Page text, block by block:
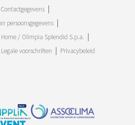
Contactgegevens
persoonsgegevens
/ Olimpia Splendid S.p.a.
Legale voorschriften
Privacybeleid